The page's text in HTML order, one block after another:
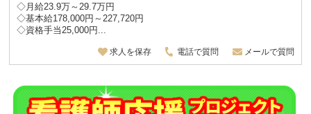
◇月給23.9万～29.7万円
◇基本給178,000円～227,720円
◇資格手当25,000円...
求人を保存 電話で質問 メールで質問